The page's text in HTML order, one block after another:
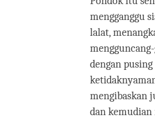
mengganggu
lalat,
dengan
mengibaskan
dan kemudian